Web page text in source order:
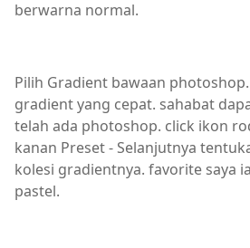
berwarna normal.
Pilih Gradient bawaan
gradient yang cepat. sahabat
telah ada photoshop. click ikon
kanan Preset - Selanjutnya
kolesi gradientnya. favorite saya
pastel.